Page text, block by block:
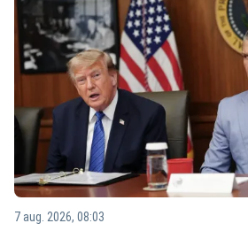
7 aug. 2026, 08:03